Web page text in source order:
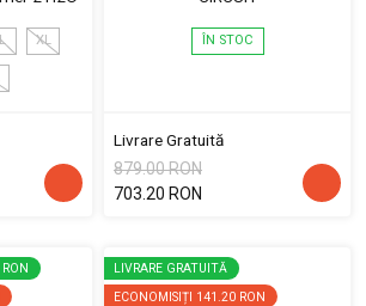
L XL ÎN STOC
Livrare Gratuită
879.00 RON
703.20 RON
LIVRARE GRATUITĂ
ECONOMISIȚI 141.20 RON